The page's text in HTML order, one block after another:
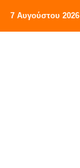
7 Αυγούστου 2026